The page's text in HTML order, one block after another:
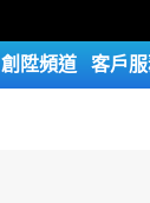
創陞頻道 客戶